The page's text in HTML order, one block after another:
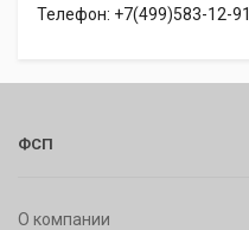
Телефон: +7(499)583-12-91
ФСП
О компании